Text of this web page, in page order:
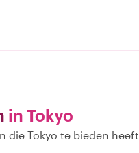
in Tokyo
die Tokyo te bieden heeft